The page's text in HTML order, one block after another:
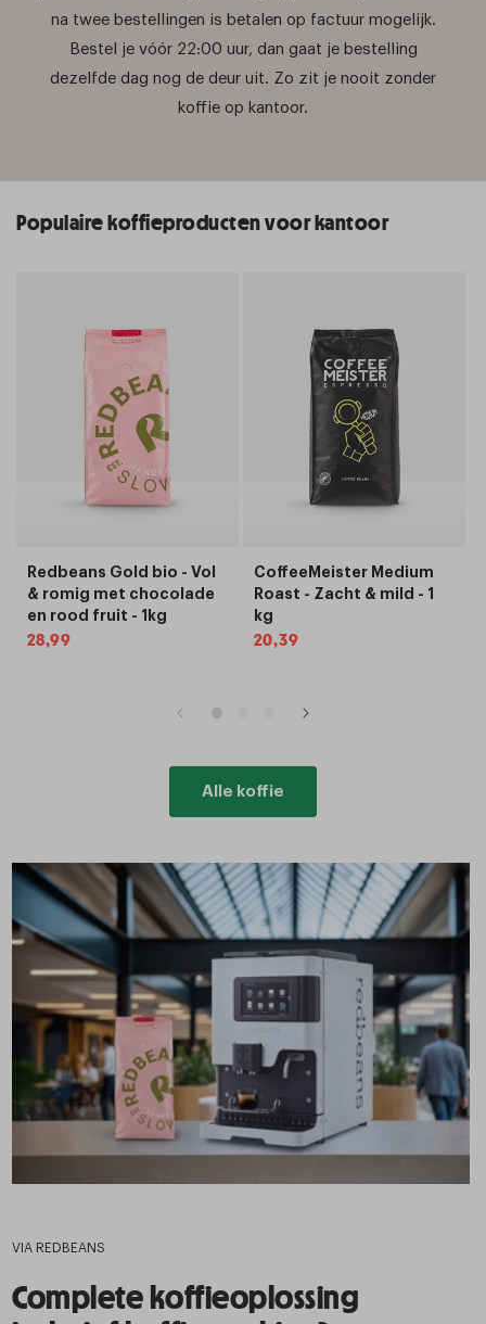
na twee bestellingen is betalen op factuur mogelijk.
Bestel je vóór 22:00 uur, dan gaat je bestelling
dezelfde dag nog de deur uit. Zo zit je nooit zonder
koffie op kantoor.
Populaire koffieproducten voor kantoor
Redbeans Gold bio - Vol
& romig met chocolade
en rood fruit - 1kg
Normale
28,99
CoffeeMeister Medium
Roast - Zacht & mild - 1
kg
Normale
20,39
Alle koffie
VIA REDBEANS
Complete koffieoplossing